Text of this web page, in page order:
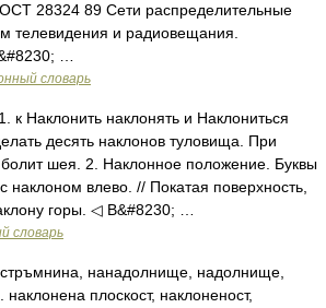
28324 89 Сети распределительные
телевидения и радиовещания.
…
словарь
к Наклонить наклонять и Наклониться
десять наклонов туловища. При
шея. 2. Наклонное положение. Буквы
наклоном влево. // Покатая поверхность,
горы. ◁ В&#8230; …
словарь
нанадолнище, надолнище,
плоскост, наклоненост,